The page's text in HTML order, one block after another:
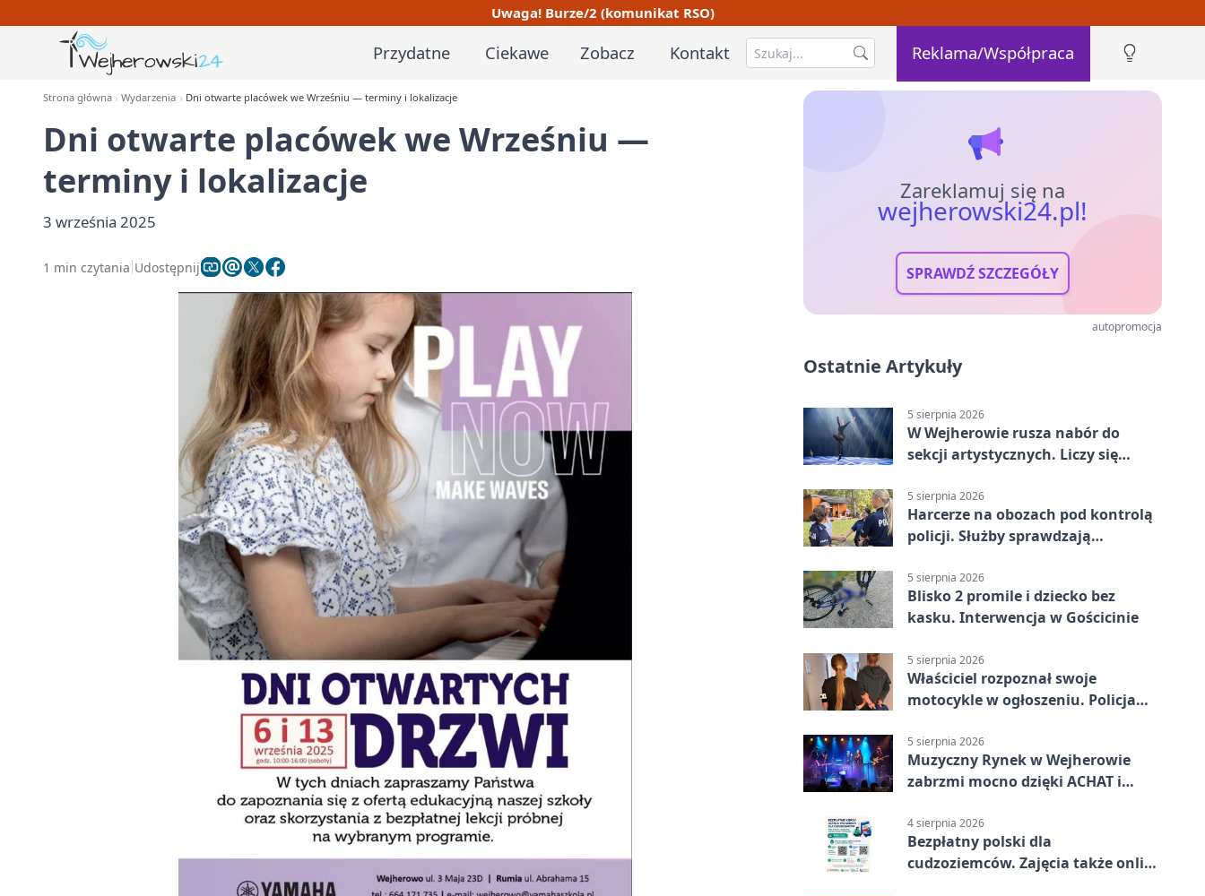
Uwaga! Burze/2 (komunikat RSO)
Przydatne Ciekawe Zobacz Kontakt Reklama/Współpraca
Strona główna Wydarzenia Dni otwarte placówek we Wrześniu — terminy i lokalizacje
Dni otwarte placówek we Wrześniu —
terminy i lokalizacje
3 września 2025
1 min czytania Udostępnij
Zareklamuj się na
wejherowski24.pl!
SPRAWDŹ SZCZEGÓŁY
autopromocja
Ostatnie Artykuły
5 sierpnia 2026
W Wejherowie rusza nabór do
sekcji artystycznych. Liczy się
5 sierpnia 2026
Harcerze na obozach pod kontrolą
policji. Służby sprawdzają
5 sierpnia 2026
Blisko 2 promile i dziecko bez
kasku. Interwencja w Gościcinie
5 sierpnia 2026
Właściciel rozpoznał swoje
motocykle w ogłoszeniu. Policja
5 sierpnia 2026
Muzyczny Rynek w Wejherowie
zabrzmi mocno dzięki ACHAT i
4 sierpnia 2026
Bezpłatny polski dla
cudzoziemców. Zajęcia także online